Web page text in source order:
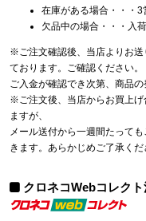
在庫がある場合・・・3
欠品中の場合・・・入
※ご注文確認後、当店よりお送
ております。ご確認ください。
ご入金が確認でき次第、商品の
※ご注文後、当店からお買上げ
ますが、
メール送付から一週間たって
きます。あらかじめご了承くだ
クロネコWebコレク